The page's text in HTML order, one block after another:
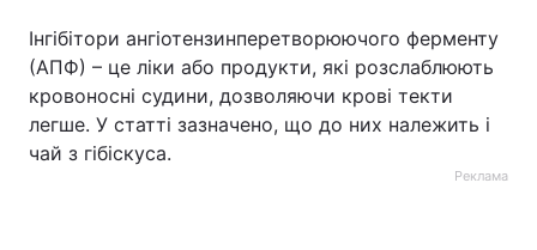
Інгібітори ангіотензинперетворюючого ферменту
(АПФ) – це ліки або продукти, які розслаблюють
кровоносні судини, дозволяючи крові текти
легше. У статті зазначено, що до них належить і
чай з гібіскуса.
Реклама